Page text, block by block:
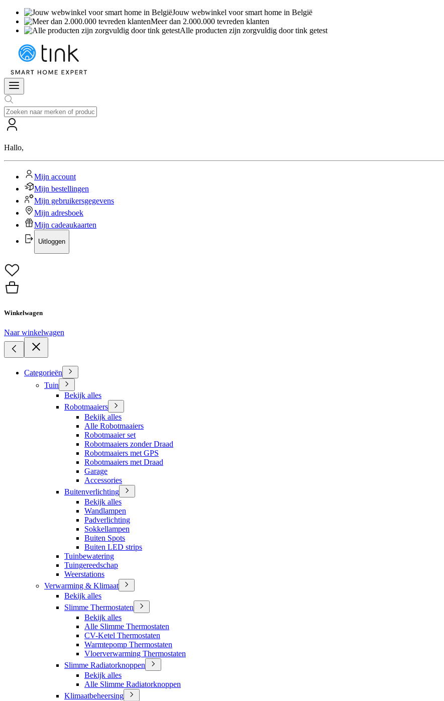
Jouw webwinkel voor smart home in België
Meer dan 2.000.000 tevreden klanten
Alle producten zijn zorgvuldig door tink getest
Hallo,
Mijn account
Mijn bestellingen
Mijn gebruikersgegevens
Mijn adresboek
Mijn cadeaukaarten
Uitloggen
Winkelwagen
Naar winkelwagen
Categorieën
Tuin
Bekijk alles
Robotmaaiers
Bekijk alles
Alle Robotmaaiers
Robotmaaier set
Robotmaaiers zonder Draad
Robotmaaiers met GPS
Robotmaaiers met Draad
Garage
Accessories
Buitenverlichting
Bekijk alles
Wandlampen
Padverlichting
Sokkellampen
Buiten Spots
Buiten LED strips
Tuinbewatering
Tuingereedschap
Weerstations
Verwarming & Klimaat
Bekijk alles
Slimme Thermostaten
Bekijk alles
Alle Slimme Thermostaten
CV-Ketel Thermostaten
Warmtepomp Thermostaten
Vloerverwarming Thermostaten
Slimme Radiatorknoppen
Bekijk alles
Alle Slimme Radiatorknoppen
Klimaatbeheersing